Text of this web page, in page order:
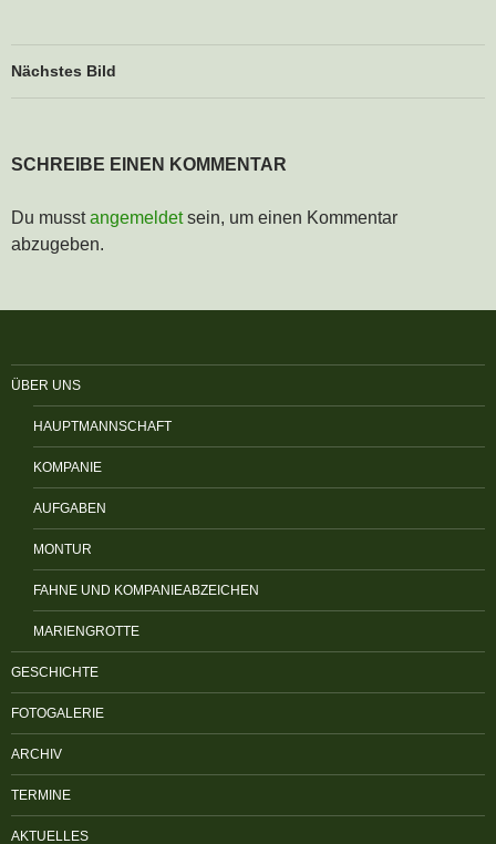
Nächstes Bild
SCHREIBE EINEN KOMMENTAR
Du musstangemeldetsein, um einen Kommentar
abzugeben.
ÜBER UNS
HAUPTMANNSCHAFT
KOMPANIE
AUFGABEN
MONTUR
FAHNE UND KOMPANIEABZEICHEN
MARIENGROTTE
GESCHICHTE
FOTOGALERIE
ARCHIV
TERMINE
AKTUELLES